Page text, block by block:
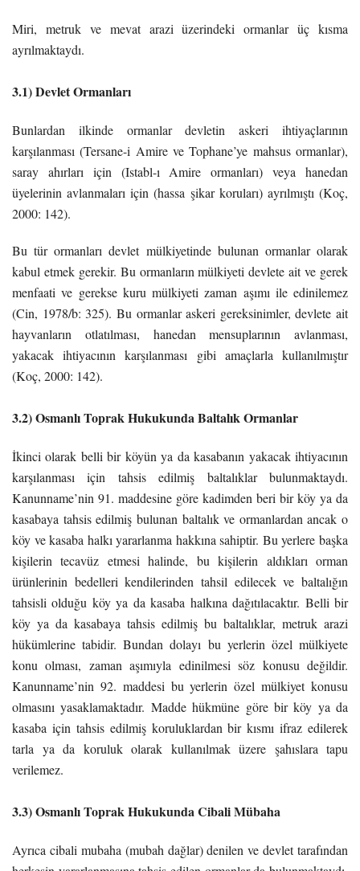
Miri, metruk ve mevat arazi üzerindeki ormanlar üç kısma
ayrılmaktaydı.
3.1) Devlet Ormanları
Bunlardan ilkinde ormanlar devletin askeri ihtiyaçlarının
karşılanması (Tersane-i Amire ve Tophane’ye mahsus ormanlar),
saray ahırları için (Istabl-ı Amire ormanları) veya hanedan
üyelerinin avlanmaları için (hassa şikar koruları) ayrılmıştı (Koç,
2000: 142).
Bu tür ormanları devlet mülkiyetinde bulunan ormanlar olarak
kabul etmek gerekir. Bu ormanların mülkiyeti devlete ait ve gerek
menfaati ve gerekse kuru mülkiyeti zaman aşımı ile edinilemez
(Cin, 1978/b: 325). Bu ormanlar askeri gereksinimler, devlete ait
hayvanların otlatılması, hanedan mensuplarının avlanması,
yakacak ihtiyacının karşılanması gibi amaçlarla kullanılmıştır
(Koç, 2000: 142).
3.2) Osmanlı Toprak Hukukunda Baltalık Ormanlar
İkinci olarak belli bir köyün ya da kasabanın yakacak ihtiyacının
karşılanması için tahsis edilmiş baltalıklar bulunmaktaydı.
Kanunname’nin 91. maddesine göre kadimden beri bir köy ya da
kasabaya tahsis edilmiş bulunan baltalık ve ormanlardan ancak o
köy ve kasaba halkı yararlanma hakkına sahiptir. Bu yerlere başka
kişilerin tecavüz etmesi halinde, bu kişilerin aldıkları orman
ürünlerinin bedelleri kendilerinden tahsil edilecek ve baltalığın
tahsisli olduğu köy ya da kasaba halkına dağıtılacaktır. Belli bir
köy ya da kasabaya tahsis edilmiş bu baltalıklar, metruk arazi
hükümlerine tabidir. Bundan dolayı bu yerlerin özel mülkiyete
konu olması, zaman aşımıyla edinilmesi söz konusu değildir.
Kanunname’nin 92. maddesi bu yerlerin özel mülkiyet konusu
olmasını yasaklamaktadır. Madde hükmüne göre bir köy ya da
kasaba için tahsis edilmiş koruluklardan bir kısmı ifraz edilerek
tarla ya da koruluk olarak kullanılmak üzere şahıslara tapu
verilemez.
3.3) Osmanlı Toprak Hukukunda Cibali Mübaha
Ayrıca cibali mubaha (mubah dağlar) denilen ve devlet tarafından